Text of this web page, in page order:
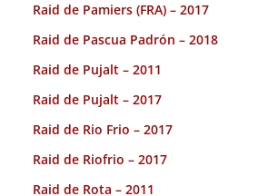
Raid de Pamiers (FRA) – 2017
Raid de Pascua Padrón – 2018
Raid de Pujalt – 2011
Raid de Pujalt – 2017
Raid de Rio Frio – 2017
Raid de Riofrio – 2017
Raid de Rota – 2011